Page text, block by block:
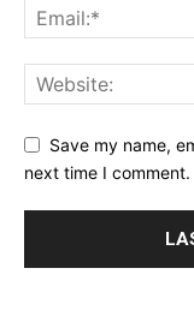
Save my name,
next time I comment.